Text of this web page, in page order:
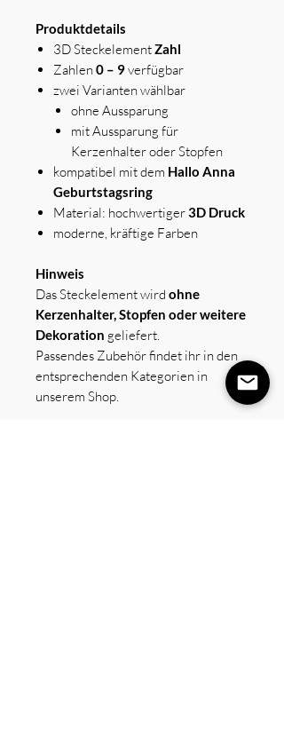
Produktdetails
3D SteckelementZahl
Zahlen 0 – 9verfügbar
zwei Varianten wählbar
ohne Aussparung
mit Aussparung für
Kerzenhalter oder Stopfen
kompatibel mit dem Hallo Anna
Geburtstagsring
Material: hochwertiger3D Druck
moderne, kräftige Farben
Hinweis
Das Steckelement wird ohne
Kerzenhalter, Stopfen oder weitere
Dekoration geliefert.
Passendes Zubehör findet ihr in den
entsprechenden Kategorien in
unserem Shop.